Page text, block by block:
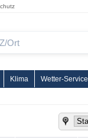
Klima Wetter-Service